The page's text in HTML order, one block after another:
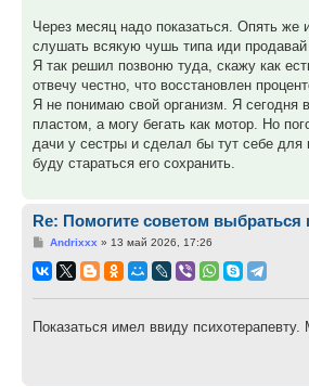
Через месяц надо показаться. Опять же
слушать всякую чушь типа иди
Я так решил позвоню туда, скажу как
отвечу честно, что восстановлен
Я не понимаю свой организм. Я сегодня
пластом, а могу бегать как мотор. Но
дачи у сестры и сделал бы тут себе для
буду стараться его сохранить.
Re: Помогите советом выбраться
Сообщение
Andrixxx » 13 май 2026, 17:26
Показаться имел ввиду